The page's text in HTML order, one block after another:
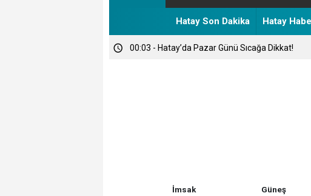
Hatay Son Dakika Hatay
00:03 - Hatay’da Pazar Günü Sıcağa Dikkat!
İmsak
Güneş